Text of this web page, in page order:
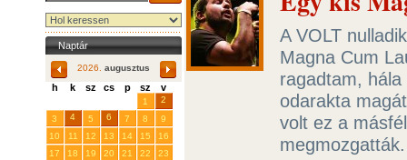
Naptár
2026. augusztus
h k sz cs p sz v
1
2
3
4 5 6 7 8
9
10
11 12 13 14 15
16
17
18 19 20 21 22
23
A VOLT
Magna Cum
ragadtam,
odarakta
volt ez a